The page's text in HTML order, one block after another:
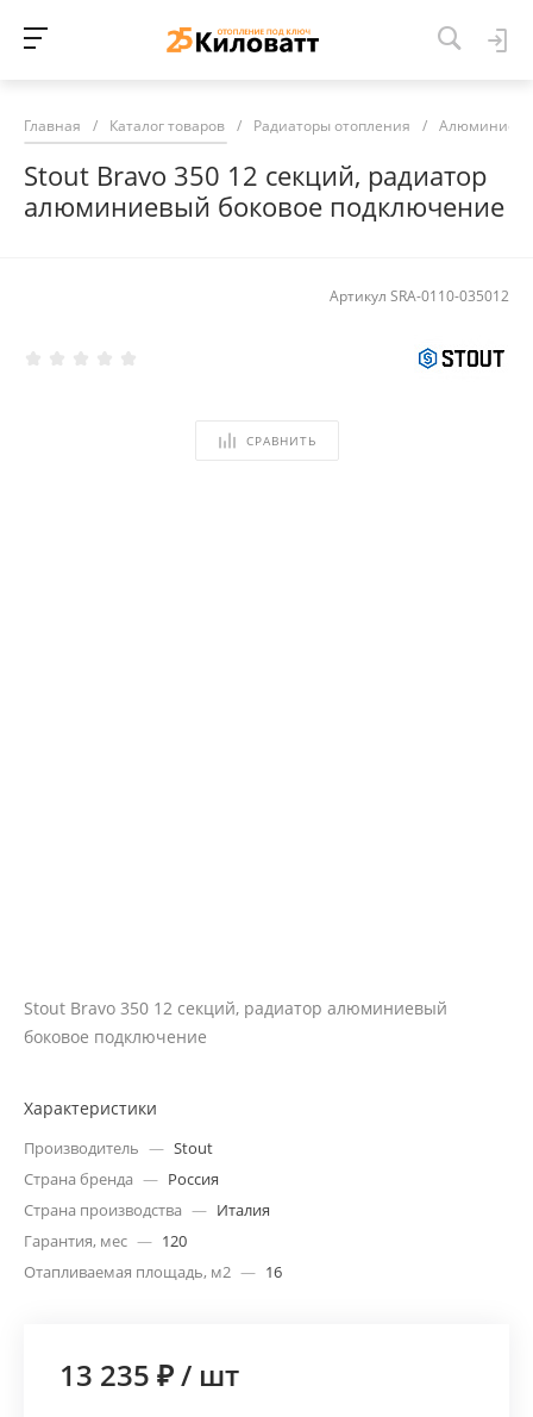
Главная / Каталог товаров / Радиаторы отопления /
Stout Bravo 350 12 секций, радиатор
алюминиевый боковое подключение
Артикул SRA-0110-035012
СРАВНИТЬ
Stout Bravo 350 12 секций, радиатор алюминиевый
боковое подключение
Характеристики
Производитель — Stout
Страна бренда — Россия
Страна производства — Италия
Гарантия, мес — 120
Отапливаемая площадь, м2 — 16
13 235 ₽/ шт